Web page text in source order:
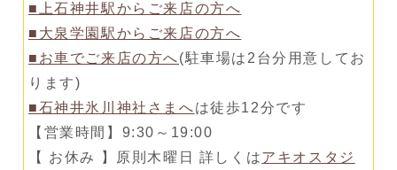
■上石神井駅からご来店の方へ
■大泉学園駅からご来店の方へ
■お車でご来店の方へ(駐車場は2台分用意してお
ります)
■石神井氷川神社さまへは徒歩12分です
【営業時間】9:30～19:00
【 お休み 】原則木曜日 詳しくはアキオスタジ